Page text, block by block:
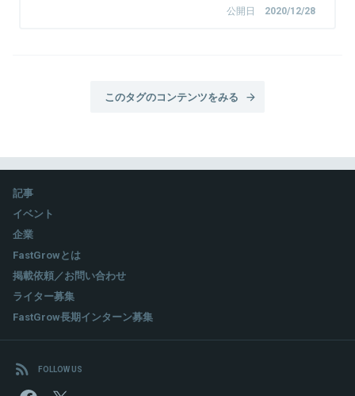
公開日 2020/12/28
このタグのコンテンツをみる
記事
イベント
企業
FastGrowとは
掲載依頼／お問い合わせ
ライター募集
FastGrow長期インターン募集
FOLLOW US